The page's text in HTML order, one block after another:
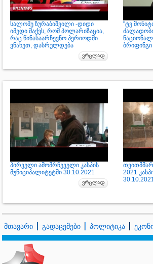
სალომე ზურაბიშვილი -დიდი
იმედი მაქვს, რომ პოლარიზაცია,
რაც წინასაარჩევნო პერიოდში
ვნახეთ, დასრულდება
"ტვ
პირველი ამომრჩეველი კასპის
მუნიციპალიტეტში 30.10.2021
2021
მთავარი გადაცემები პოლიტიკა